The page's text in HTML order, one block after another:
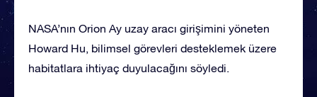
NASA’nın Orion Ay uzay aracı girişimini yöneten
Howard Hu, bilimsel görevleri desteklemek üzere
habitatlara ihtiyaç duyulacağını söyledi.